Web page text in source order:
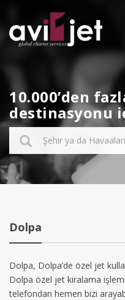
10.000’den
destinasyonu
Dolpa
Dolpa, Dolpa’de özel jet
Dolpa özel jet kiralama
telefondan hemen bizi